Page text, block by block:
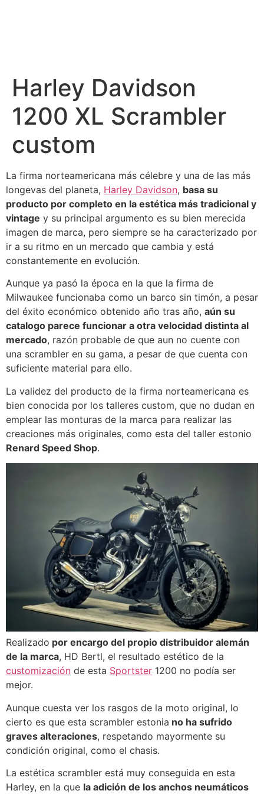
Harley Davidson
1200 XL Scrambler
custom
La firma norteamericana más célebre y una de las más
longevas del planeta, Harley Davidson, basa su
producto por completo en la estética más tradicional y
vintage y su principal argumento es su bien merecida
imagen de marca, pero siempre se ha caracterizado por
ir a su ritmo en un mercado que cambia y está
constantemente en evolución.
Aunque ya pasó la época en la que la firma de
Milwaukee funcionaba como un barco sin timón, a pesar
del éxito económico obtenido año tras año, aún su
catalogo parece funcionar a otra velocidad distinta al
mercado, razón probable de que aun no cuente con
una scrambler en su gama, a pesar de que cuenta con
suficiente material para ello.
La validez del producto de la firma norteamericana es
bien conocida por los talleres custom, que no dudan en
emplear las monturas de la marca para realizar las
creaciones más originales, como esta del taller estonio
Renard Speed Shop.
Realizado por encargo del propio distribuidor alemán
de la marca, HD Bertl, el resultado estético de la
customización de esta Sportster 1200 no podía ser
mejor.
Aunque cuesta ver los rasgos de la moto original, lo
cierto es que esta scrambler estonia no ha sufrido
graves alteraciones, respetando mayormente su
condición original, como el chasis.
La estética scrambler está muy conseguida en esta
Harley, en la que la adición de los anchos neumáticos